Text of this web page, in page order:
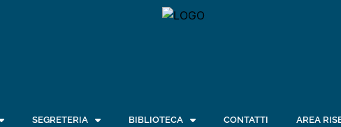
SEGRETERIA BIBLIOTECA CONTATTI AREA